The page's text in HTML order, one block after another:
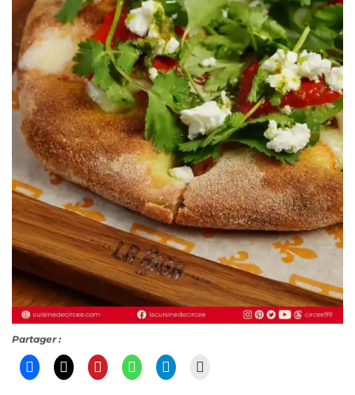
Partager :